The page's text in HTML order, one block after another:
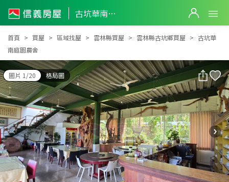
古坑華南庭園農舍
古坑華南庭園農舍
首頁 買屋 區域找屋 雲林縣買屋 雲林縣古坑鄉買屋
古坑華
南庭園農舍
圖片 1/20 格局圖